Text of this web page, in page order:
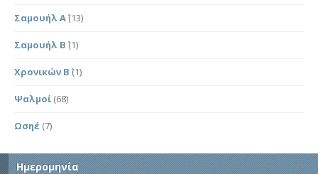
Σαμουήλ Α΄(13)
Σαμουήλ Β΄ (1)
Χρονικών Β΄ (1)
Ψαλμοί (68)
Ωσηέ (7)
Ημερομηνία